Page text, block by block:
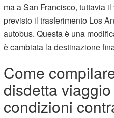
ma a San Francisco, tuttavia
previsto il trasferimento Los
autobus. Questa è una
è cambiata la destinazione
Come
disdetta
condizioni